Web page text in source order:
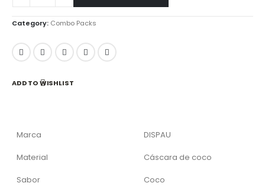
Category: Combo Packs
ADD TO WISHLIST
Marca
DISPAU
Material
Cáscara de coco
Sabor
Coco